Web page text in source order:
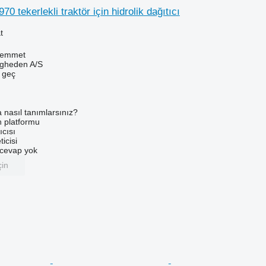
tekerlekli traktör için hidrolik dağıtıcı
A/S
geç
nasıl tanımlarsınız?
platformu
yok